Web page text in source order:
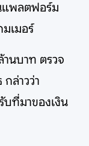
แพลตฟอร์ม
เมอร์
านบาท ตรวจ
ล่าวว่า
บที่มาของเงิน